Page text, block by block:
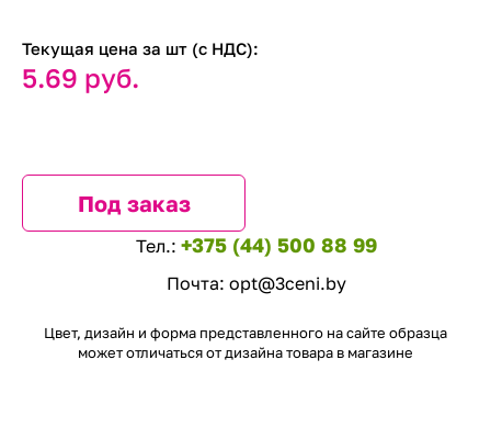
Текущая цена за шт (с НДС):
5.69 руб.
Под заказ
Тел.: +375 (44) 500 88 99
Почта: opt@3ceni.by
Цвет, дизайн и форма представленного на сайте образца
может отличаться от дизайна товара в магазине